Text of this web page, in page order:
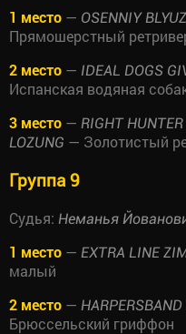
1 место — OSENNIY
Прямошерстный
2 место — IDEAL DOGS
Испанская водяная
3 место — RIGHT
LOZUNG — Золотистый
Группа 9
Судья: Неманья
1 место — EXTRA LINE
малый
2 место —
Брюссельский гриффон